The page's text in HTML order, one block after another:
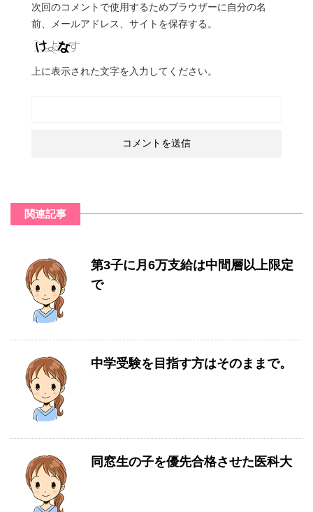
次回のコメントで使用するためブラウザーに自分の名
前、メールアドレス、サイトを保存する。
上に表示された文字を入力してください。
関連記事
第3子に月6万支給は中間層以上限定
で
中学受験を目指す方はそのままで。
同窓生の子を優先合格させた医科大